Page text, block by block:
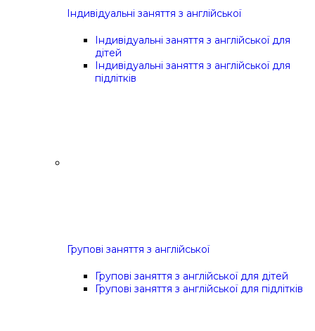
Індивідуальні заняття з англійської
Індивідуальні заняття з англійської для
дітей
Індивідуальні заняття з англійської для
підлітків
Групові заняття з англійської
Групові заняття з англійської для дітей
Групові заняття з англійської для підлітків